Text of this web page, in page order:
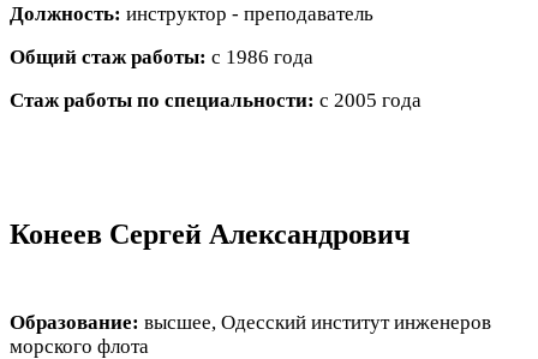
Должность: инструктор - преподаватель
Общий стаж работы: с 1986 года
Стаж работы по специальности: с 2005 года
Конеев Сергей Александрович
Образование: высшее, Одесский институт инженеров
морского флота